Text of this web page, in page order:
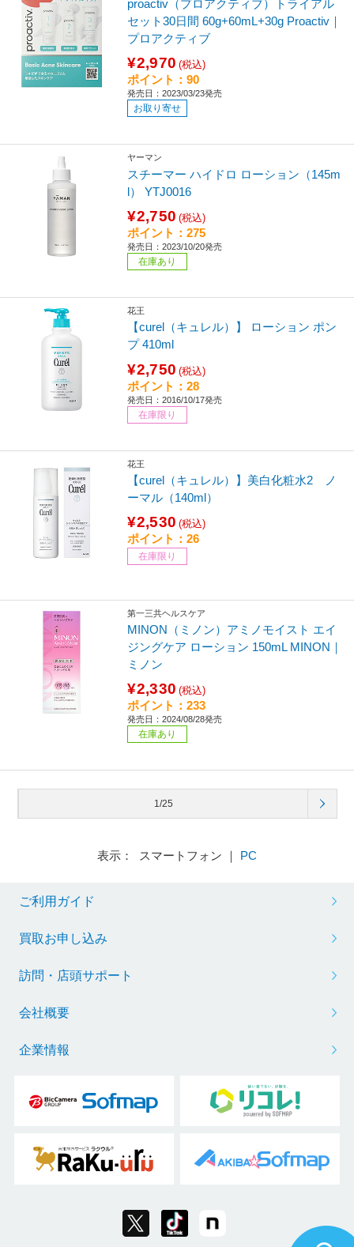
proactiv（プロアクティブ）トライアル
セット30日間 60g+60mL+30g Proactiv｜
プロアクティブ
¥2,970 (税込)
ポイント：90
発売日：2023/03/23発売
お取り寄せ
ヤーマン
スチーマー ハイドロ ローション（145m
l） YTJ0016
¥2,750 (税込)
ポイント：275
発売日：2023/10/20発売
在庫あり
花王
【curel（キュレル）】 ローション ポン
プ 410ml
¥2,750 (税込)
ポイント：28
発売日：2016/10/17発売
在庫限り
花王
【curel（キュレル）】美白化粧水2 ノ
ーマル（140ml）
¥2,530 (税込)
ポイント：26
在庫限り
第一三共ヘルスケア
MINON（ミノン）アミノモイスト エイ
ジングケア ローション 150mL MINON｜
ミノン
¥2,330 (税込)
ポイント：233
発売日：2024/08/28発売
在庫あり
1/25
表示： スマートフォン ｜ PC
ご利用ガイド
買取お申し込み
訪問・店頭サポート
会社概要
企業情報